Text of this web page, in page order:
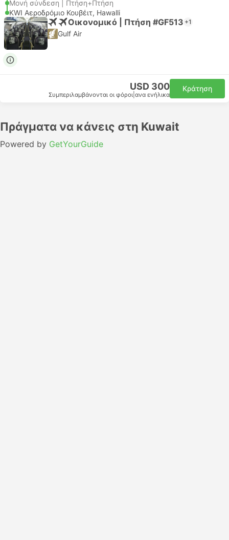
Μονή σύνδεση | Πτήση+Πτήση
KWI Αεροδρόμιο Κουβέιτ, Hawalli
Οικονομικό | Πτήση #GF513 +1
Gulf Air
USD 300
Συμπεριλαμβάνονται οι φόροι ανα ενήλικα
Κράτηση
Πράγματα να κάνεις στη Kuwait
Powered by GetYourGuide